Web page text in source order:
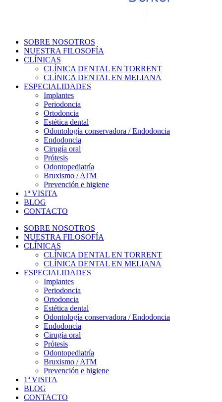
SOBRE NOSOTROS
NUESTRA FILOSOFÍA
CLÍNICAS
CLÍNICA DENTAL EN TORRENT
CLÍNICA DENTAL EN MELIANA
ESPECIALIDADES
Implantes
Periodoncia
Ortodoncia
Estética dental
Odontología conservadora / Endodoncia
Endodoncia
Cirugía oral
Prótesis
Odontopediatría
Bruxismo / ATM
Prevención e higiene
1ª VISITA
BLOG
CONTACTO
SOBRE NOSOTROS
NUESTRA FILOSOFÍA
CLÍNICAS
CLÍNICA DENTAL EN TORRENT
CLÍNICA DENTAL EN MELIANA
ESPECIALIDADES
Implantes
Periodoncia
Ortodoncia
Estética dental
Odontología conservadora / Endodoncia
Endodoncia
Cirugía oral
Prótesis
Odontopediatría
Bruxismo / ATM
Prevención e higiene
1ª VISITA
BLOG
CONTACTO